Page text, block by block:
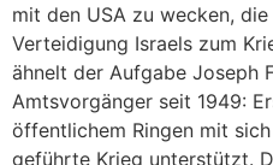
mit den USA zu wecken,
Verteidigung Israels zum
ähnelt der Aufgabe Joseph
Amtsvorgänger seit 1949:
öffentlichem Ringen mit
geführte Krieg unterstützt.